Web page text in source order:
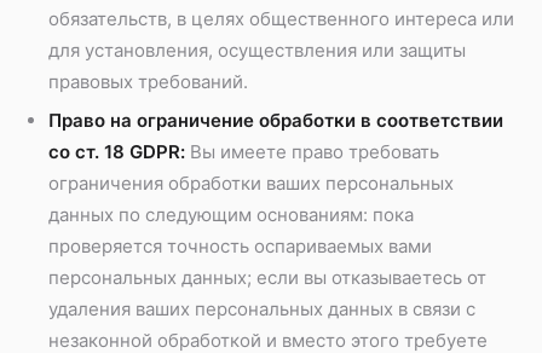
обязательств, в целях общественного интереса или
для установления, осуществления или защиты
правовых требований.
Право на ограничение обработки в соответствии
со ст. 18 GDPR: Вы имеете право требовать
ограничения обработки ваших персональных
данных по следующим основаниям: пока
проверяется точность оспариваемых вами
персональных данных; если вы отказываетесь от
удаления ваших персональных данных в связи с
незаконной обработкой и вместо этого требуете